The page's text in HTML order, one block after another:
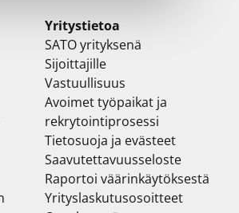
Yritystietoa
SATO yrityksenä
Sijoittajille
Vastuullisuus
Avoimet työpaikat ja
rekrytointiprosessi
Tietosuoja ja evästeet
Saavutettavuusseloste
Raportoi väärinkäytöksestä
Yrityslaskutusosoitteet